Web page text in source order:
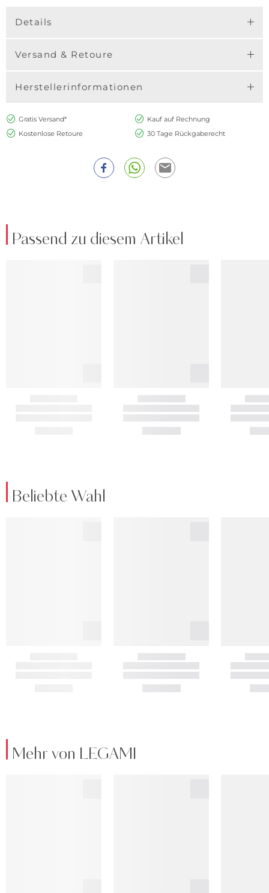
Details
Versand & Retoure
Herstellerinformationen
Gratis Versand*
Kauf auf Rechnung
Kostenlose Retoure
30 Tage Rückgaberecht
Passend zu diesem Artikel
Beliebte Wahl
Mehr von LEGAMI